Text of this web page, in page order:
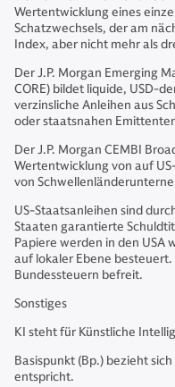
Wertentwicklung eines
Schatzwechsels, der am
Index, aber nicht mehr als
Der J.P. Morgan Emerging
CORE) bildet liquide, USD-
verzinsliche Anleihen aus
oder staatsnahen
Der J.P. Morgan CEMBI
Wertentwicklung von auf
von
US-Staatsanleihen sind
Staaten garantierte
Papiere werden in den USA
auf lokaler Ebene besteuert.
Bundessteuern befreit.
Sonstiges
KI steht für Künstliche
Basispunkt (Bp.) bezieht
entspricht.